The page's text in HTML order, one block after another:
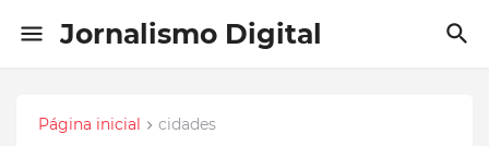
Jornalismo Digital
Página inicial cidades